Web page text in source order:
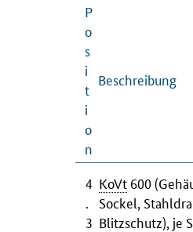
P
o
s
i
t
i
o
n
Beschreibung
4
3
KoVt600
Sockel,
Blitzschutz), je